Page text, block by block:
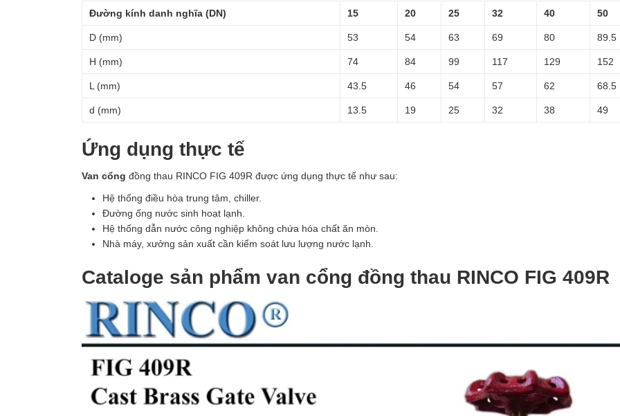
Đường kính danh nghĩa (DN) 15 20 25 32 40 50
D (mm) 53 54 63 69 80 89.5
H (mm) 74 84 99 117 129 152
L (mm) 43.5 46 54 57 62 68.5
d (mm) 13.5 19 25 32 38 49
Ứng dụng thực tế
Van cổng đồng thau RINCO FIG 409R được ứng dụng thực tế như sau:
Hệ thống điều hòa trung tâm, chiller.
Đường ống nước sinh hoạt lạnh.
Hệ thống dẫn nước công nghiệp không chứa hóa chất ăn mòn.
Nhà máy, xưởng sản xuất cần kiểm soát lưu lượng nước lạnh.
Cataloge sản phẩm van cổng đồng thau RINCO FIG 409R